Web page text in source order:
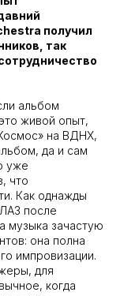
получил
так
альбом
живой опыт,
на ВДНХ,
да и сам
уже
что
Как однажды
после
музыка зачастую
она полна
импровизации.
для
когда